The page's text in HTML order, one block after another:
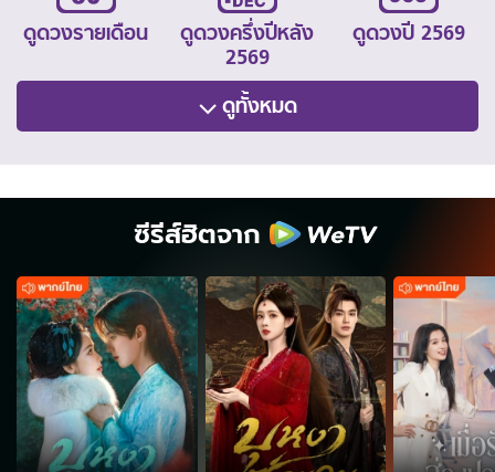
ดูดวงรายเดือน
ดูดวงครึ่งปีหลัง
2569
ดูดวงปี 2569
ดูทั้งหมด
ซีรีส์ฮิตจาก